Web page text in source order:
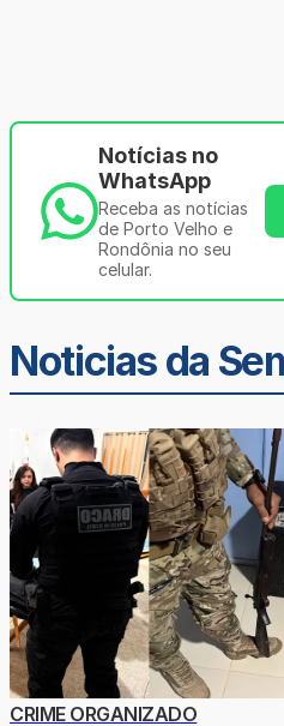
Notícias no
WhatsApp
Receba as notícias
de Porto Velho e
Rondônia no seu
celular.
Noticias da
CRIME ORGANIZADO